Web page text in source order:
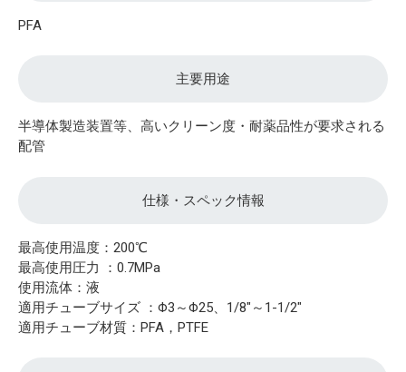
PFA
主要用途
半導体製造装置等、高いクリーン度・耐薬品性が要求される
配管
仕様・スペック情報
最高使用温度：200℃
最高使用圧力 ：0.7MPa
使用流体：液
適用チューブサイズ ：Φ3～Φ25、1/8"～1-1/2"
適用チューブ材質：PFA，PTFE